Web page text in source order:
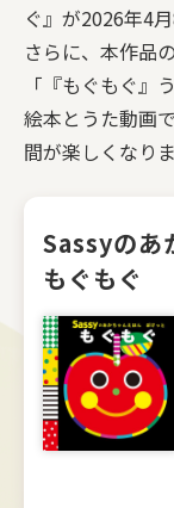
ぐ』が2026年4
さらに、本作品
「『もぐもぐ』
絵本とうた動画
間が楽しくなり
Sassyの
もぐもぐ